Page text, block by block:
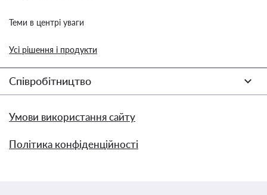
Теми в центрі уваги
Усі рішення і продукти
Співробітництво
Умови використання сайту
Політика конфіденційності